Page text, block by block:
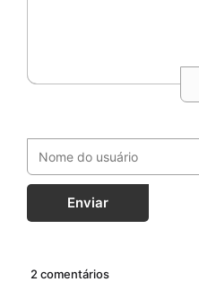
Enviar
2 comentários